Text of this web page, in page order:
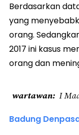
Berdasarkan
yang
orang.
2017 ini kasus
orang dan
wartawan I
Badung